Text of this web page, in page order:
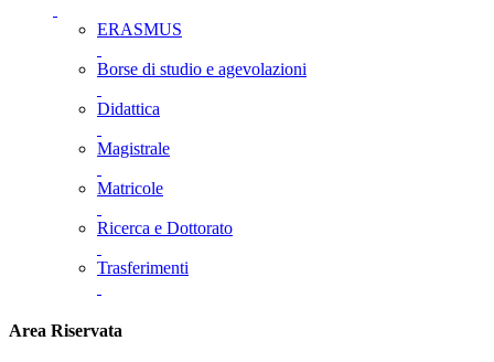
ERASMUS
Borse di studio e agevolazioni
Didattica
Magistrale
Matricole
Ricerca e Dottorato
Trasferimenti
Area Riservata